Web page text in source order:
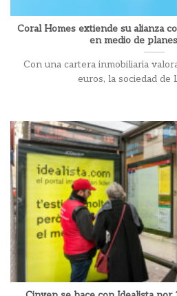
Coral Homes extiende su alianza
en medio de
Con una cartera inmobiliaria
euros, la sociedad de